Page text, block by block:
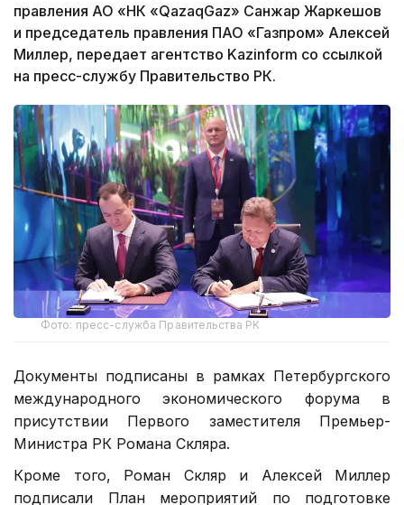
правления АО «НК «QazaqGaz» Санжар Жаркешов
и председатель правления ПАО «Газпром» Алексей
Миллер, передает агентство Kazinform со ссылкой
на пресс-службу Правительство РК.
Фото: пресс-служба Правительства РК
Документы подписаны в рамках Петербургского
международного экономического форума в
присутствии Первого заместителя Премьер-
Министра РК Романа Скляра.
Кроме того, Роман Скляр и Алексей Миллер
подписали План мероприятий по подготовке